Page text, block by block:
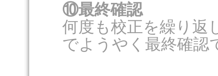
⑩最終確認
何度も校正を繰り返
でようやく最終確認